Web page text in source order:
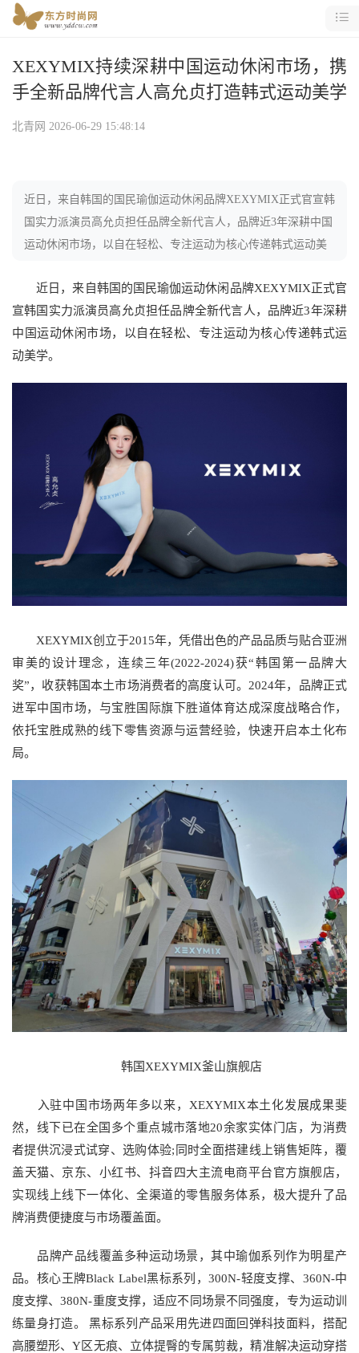
XEXYMIX持续深耕中国运动休闲市场，携
手全新品牌代言人高允贞打造韩式运动美学
北青网 2026-06-29 15:48:14
近日，来自韩国的国民瑜伽运动休闲品牌XEXYMIX正式官宣韩
国实力派演员高允贞担任品牌全新代言人，品牌近3年深耕中国
运动休闲市场，以自在轻松、专注运动为核心传递韩式运动美
近日，来自韩国的国民瑜伽运动休闲品牌XEXYMIX正式官
宣韩国实力派演员高允贞担任品牌全新代言人，品牌近3年深耕
中国运动休闲市场，以自在轻松、专注运动为核心传递韩式运
动美学。
XEXYMIX创立于2015年，凭借出色的产品品质与贴合亚洲
审美的设计理念，连续三年(2022-2024)获“韩国第一品牌大
奖”，收获韩国本土市场消费者的高度认可。2024年，品牌正式
进军中国市场，与宝胜国际旗下胜道体育达成深度战略合作，
依托宝胜成熟的线下零售资源与运营经验，快速开启本土化布
局。
韩国XEXYMIX釜山旗舰店
入驻中国市场两年多以来，XEXYMIX本土化发展成果斐
然，线下已在全国多个重点城市落地20余家实体门店，为消费
者提供沉浸式试穿、选购体验;同时全面搭建线上销售矩阵，覆
盖天猫、京东、小红书、抖音四大主流电商平台官方旗舰店，
实现线上线下一体化、全渠道的零售服务体系，极大提升了品
牌消费便捷度与市场覆盖面。
品牌产品线覆盖多种运动场景，其中瑜伽系列作为明星产
品。核心王牌Black Label黑标系列，300N-轻度支撑、360N-中
度支撑、380N-重度支撑，适应不同场景不同强度，专为运动训
练量身打造。 黑标系列产品采用先进四面回弹科技面料，搭配
高腰塑形、Y区无痕、立体提臀的专属剪裁，精准解决运动穿搭